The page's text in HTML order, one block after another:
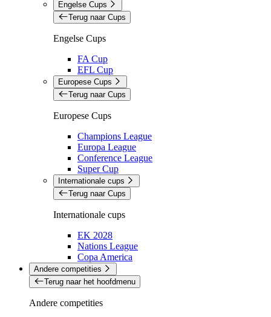
Engelse Cups
Terug naar Cups
Engelse Cups
FA Cup
EFL Cup
Europese Cups
Terug naar Cups
Europese Cups
Champions League
Europa League
Conference League
Super Cup
Internationale cups
Terug naar Cups
Internationale cups
EK 2028
Nations League
Copa America
Andere competities
Terug naar het hoofdmenu
Andere competities